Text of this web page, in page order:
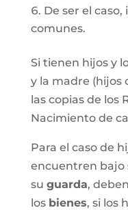
De ser el
comunes.
Si tienen hijos y
y la madre (hijos
las copias de los
Nacimiento de
Para el caso de
encuentren bajo
su guarda,
los bienes, si los